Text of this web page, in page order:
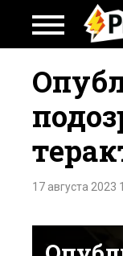
17 августа 2023